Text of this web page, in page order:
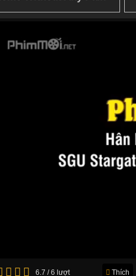
6.7 / 6 lượt Thích